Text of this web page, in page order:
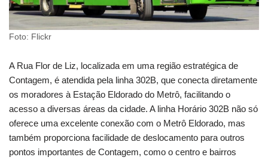
Foto: Flickr
A Rua Flor de Liz, localizada em uma região estratégica de
Contagem, é atendida pela linha 302B, que conecta diretamente
os moradores à Estação Eldorado do Metrô, facilitando o
acesso a diversas áreas da cidade. A linha Horário 302B não só
oferece uma excelente conexão com o Metrô Eldorado, mas
também proporciona facilidade de deslocamento para outros
pontos importantes de Contagem, como o centro e bairros